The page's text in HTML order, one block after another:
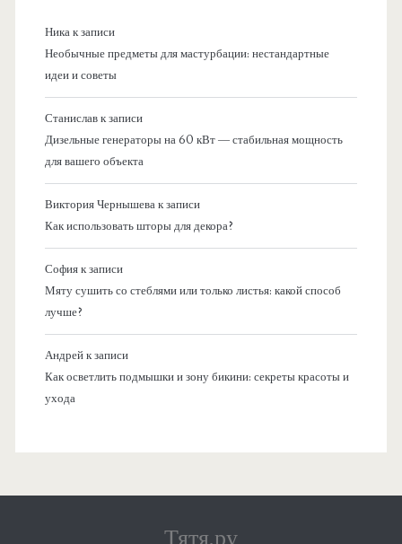
Никак записи
Необычные предметы для мастурбации: нестандартные
идеи и советы
Станиславк записи
Дизельные генераторы на 60 кВт — стабильная мощность
для вашего объекта
Виктория Чернышевак записи
Как использовать шторы для декора?
Софияк записи
Мяту сушить со стеблями или только листья: какой способ
лучше?
Андрейк записи
Как осветлить подмышки и зону бикини: секреты красоты и
ухода